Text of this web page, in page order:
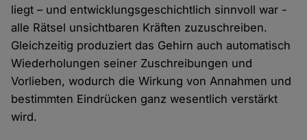
liegt – und entwicklungsgeschichtlich sinnvoll war -
alle Rätsel unsichtbaren Kräften zuzuschreiben.
Gleichzeitig produziert das Gehirn auch automatisch
Wiederholungen seiner Zuschreibungen und
Vorlieben, wodurch die Wirkung von Annahmen und
bestimmten Eindrücken ganz wesentlich verstärkt
wird.